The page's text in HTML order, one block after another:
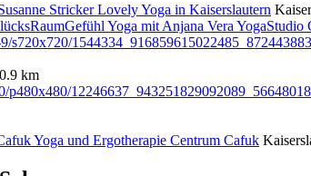
Stricker Lovely Yoga in Kaiserslautern
YogaStudio
0.9 km
Yoga und Ergotherapie Centrum Cafuk